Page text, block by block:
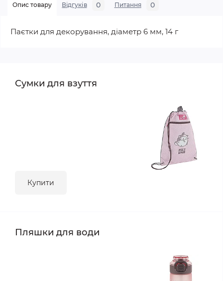
Опис товару Відгуків 0 Питання 0
Паєтки для декорування, діаметр 6 мм, 14 г
Сумки для взуття
Купити
Пляшки для води